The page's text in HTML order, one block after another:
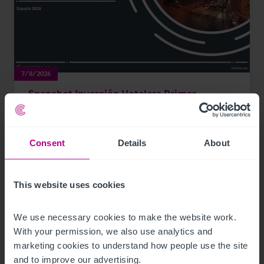
Consent Details About
This website uses cookies
We use necessary cookies to make the website work.
With your permission, we also use analytics and
marketing cookies to understand how people use the site
and to improve our advertising.
7/8/2026
Snapshot Inversión Hotelera Primer